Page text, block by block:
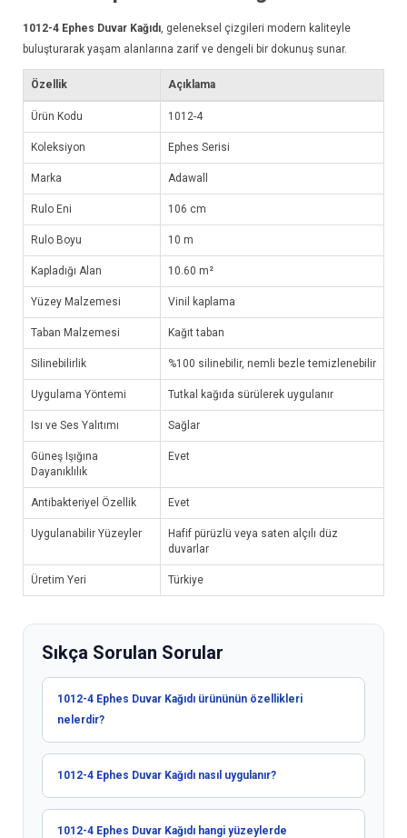
1012-4 Ephes Duvar Kağıdı , geleneksel çizgileri modern kaliteyle
buluşturarak yaşam alanlarına zarif ve dengeli bir dokunuş sunar.
Özellik Açıklama
Ürün Kodu 1012-4
Koleksiyon Ephes Serisi
Marka Adawall
Rulo Eni 106 cm
Rulo Boyu 10 m
Kapladığı Alan 10.60 m²
Yüzey Malzemesi Vinil kaplama
Taban Malzemesi Kağıt taban
Silinebilirlik %100 silinebilir, nemli bezle temizlenebilir
Uygulama Yöntemi Tutkal kağıda sürülerek uygulanır
Isı ve Ses Yalıtımı Sağlar
Güneş Işığına
Dayanıklılık
Evet
Antibakteriyel Özellik Evet
Uygulanabilir Yüzeyler
Hafif pürüzlü veya saten alçılı düz
duvarlar
Üretim Yeri Türkiye
Sıkça Sorulan Sorular
1012-4 Ephes Duvar Kağıdı ürününün özellikleri
nelerdir?
1012-4 Ephes Duvar Kağıdı nasıl uygulanır?
1012-4 Ephes Duvar Kağıdı hangi yüzeylerde